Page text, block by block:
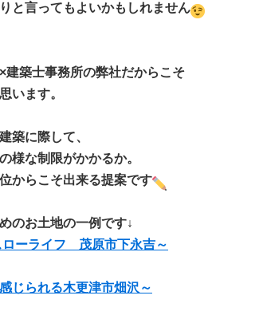
と言ってもよいかもしれません
建築士事務所の弊社だからこそ
います。
築に際して、
様な制限がかかるか。
からこそ出来る提案です
のお土地の一例です↓
ーライフ 茂原市下永吉～
じられる木更津市畑沢～